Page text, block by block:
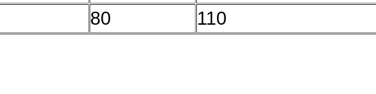
80 110